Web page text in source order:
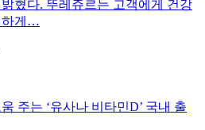
혔다. 뚜레쥬르는 고객에게 건강
하게…
주는 ‘유사나 비타민D’ 국내 출